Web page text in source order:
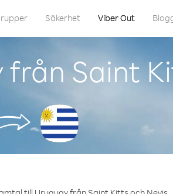
Säkerhet Viber Out
Saint